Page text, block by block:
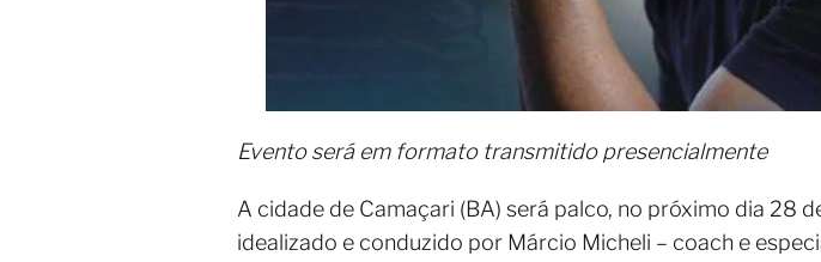
Evento será em formato transmitido presencialmente
A cidade de Camaçari (BA) será palco, no próximo dia 28
idealizado e conduzido por Márcio Micheli – coach e